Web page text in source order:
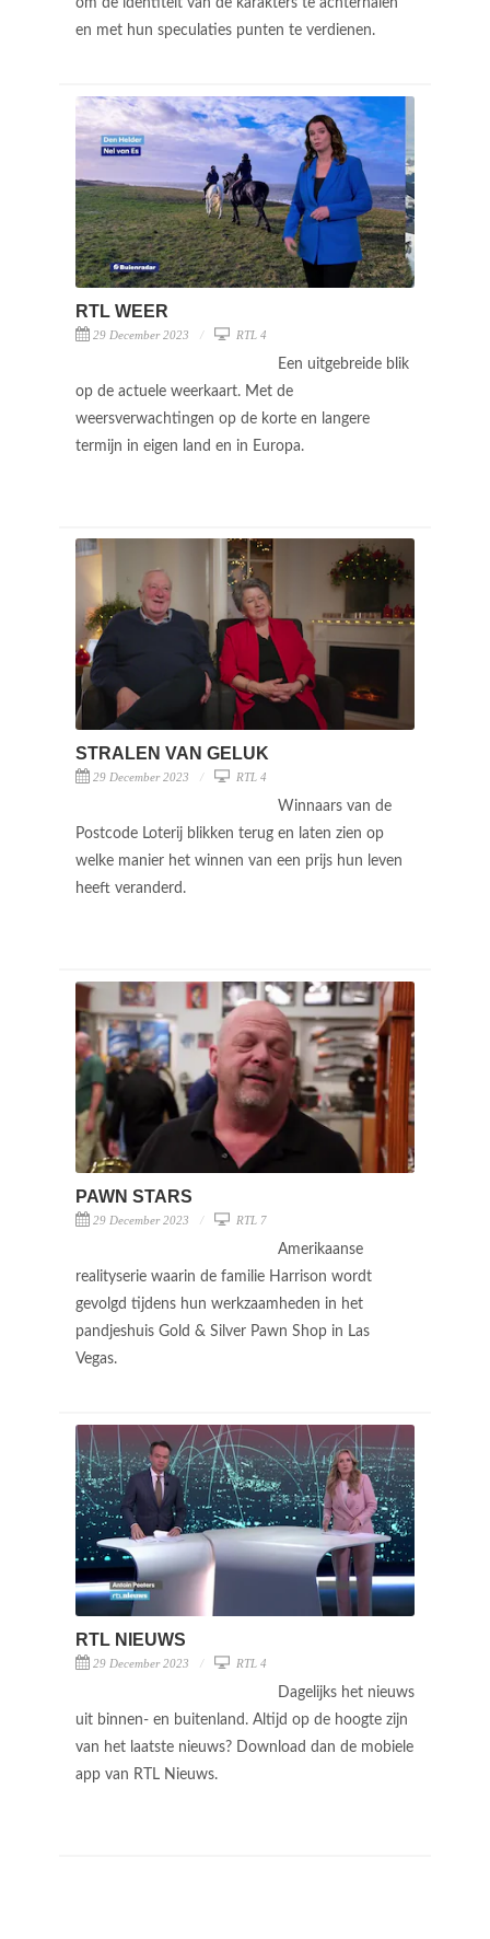
en met hun speculaties punten te verdienen.
RTL WEER
29 December 2023 RTL 4
Een uitgebreide blik
op de actuele weerkaart. Met de
weersverwachtingen op de korte en langere
termijn in eigen land en in Europa.
STRALEN VAN GELUK
29 December 2023 RTL 4
Winnaars van de
Postcode Loterij blikken terug en laten zien op
welke manier het winnen van een prijs hun leven
heeft veranderd.
PAWN STARS
29 December 2023 RTL 7
Amerikaanse
realityserie waarin de familie Harrison wordt
gevolgd tijdens hun werkzaamheden in het
pandjeshuis Gold & Silver Pawn Shop in Las
Vegas.
RTL NIEUWS
29 December 2023 RTL 4
Dagelijks het nieuws
uit binnen- en buitenland. Altijd op de hoogte zijn
van het laatste nieuws? Download dan de mobiele
app van RTL Nieuws.